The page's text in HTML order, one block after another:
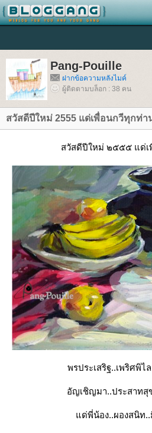
Pang-Pouille
ฝากข้อความหลังไมค์
ผู้ติดตามบล็อก : 38 คน
สวัสดีปีใหม่ 2555 แด่เพื่อนกวีทุกท่า
สวัสดีปีใหม่ ๒๕๕๕ แด่
พรประเสริฐ..เพริศพิไ
อัญเชิญมา..ประสาทสุ
ด่พี่น้อง..ผองสนิท